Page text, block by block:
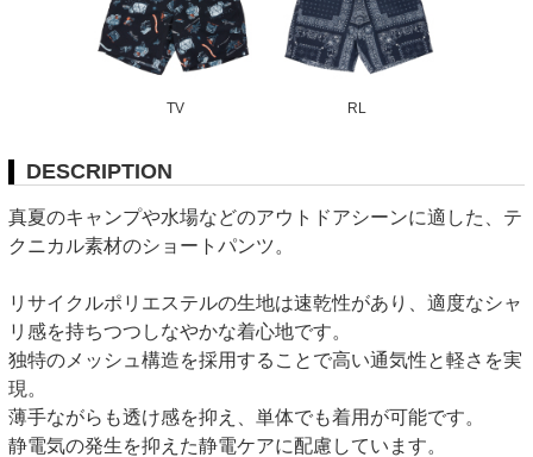
TV RL
DESCRIPTION
真夏のキャンプや水場などのアウトドアシーンに適した、テ
クニカル素材のショートパンツ。
リサイクルポリエステルの生地は速乾性があり、適度なシャ
リ感を持ちつつしなやかな着心地です。
独特のメッシュ構造を採用することで高い通気性と軽さを実
現。
薄手ながらも透け感を抑え、単体でも着用が可能です。
静電気の発生を抑えた静電ケアに配慮しています。